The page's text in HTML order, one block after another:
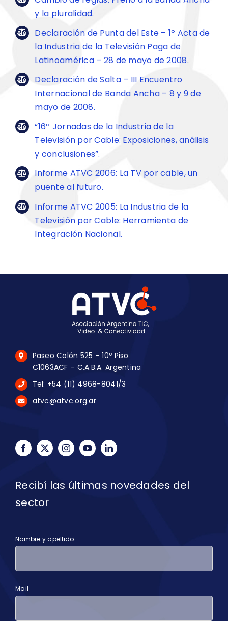
y la pluralidad.
Declaración de Punta del Este – 1º Acta de
la Industria de la Televisión Paga de
Latinoamérica – 28 de mayo de 2008.
Declaración de Salta – III Encuentro
Internacional de Banda Ancha – 8 y 9 de
mayo de 2008.
“16º Jornadas de la Industria de la
Televisión por Cable: Exposiciones, análisis
y conclusiones”.
Informe ATVC 2006: La TV por cable, un
puente al futuro.
Informe ATVC 2005: La Industria de la
Televisión por Cable: Herramienta de
Integración Nacional.
Paseo Colón 525 – 10º Piso
C1063ACF – C.A.B.A. Argentina
Tel: +54 (11) 4968-8041/3
atvc@atvc.org.ar
Recibí las últimas novedades del
sector
Nombre y apellido
Mail